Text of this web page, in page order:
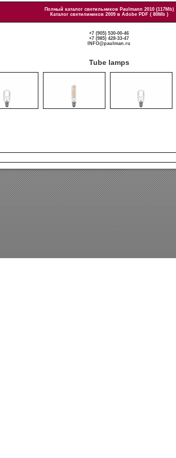
Полный каталог светильников Paulmann 2010 (117Mb)
Каталог светилиников 2009 в Adobe PDF ( 80Mb )
+7 (905) 530-00-46
+7 (985) 428-33-47
INFO@paulman.ru
Tube lamps